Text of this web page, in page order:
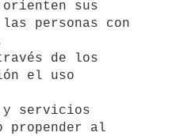
personas con
de los
el uso
propender al